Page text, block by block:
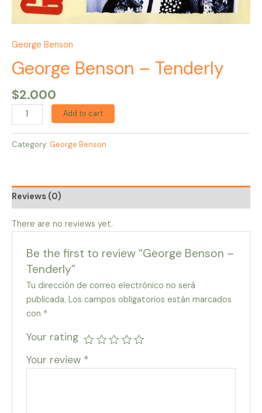
George Benson
George Benson – Tenderly
$2.000
Add to cart
Category: George Benson
Reviews (0)
There are no reviews yet.
Be the first to review “George Benson –
Tenderly”
Tu dirección de correo electrónico no será
publicada. Los campos obligatorios están marcados
con *
Your rating
Your review *